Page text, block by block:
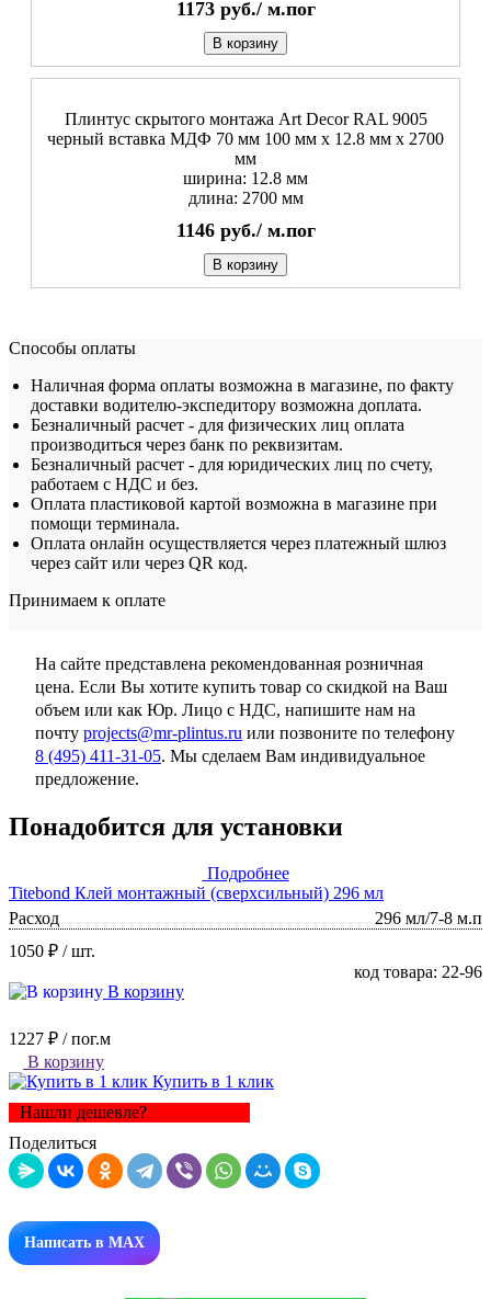
1173 руб./ м.пог
В корзину
Плинтус скрытого монтажа Art Decor RAL 9005
черный вставка МДФ 70 мм 100 мм x 12.8 мм х 2700
мм
ширина: 12.8 мм
длина: 2700 мм
1146 руб./ м.пог
В корзину
Способы оплаты
Наличная форма оплаты возможна в магазине, по факту
доставки водителю-экспедитору возможна доплата.
Безналичный расчет - для физических лиц оплата
производиться через банк по реквизитам.
Безналичный расчет - для юридических лиц по счету,
работаем с НДС и без.
Оплата пластиковой картой возможна в магазине при
помощи терминала.
Оплата онлайн осуществляется через платежный шлюз
через сайт или через QR код.
Принимаем к оплате
На сайте представлена рекомендованная розничная
цена. Если Вы хотите купить товар со скидкой на Ваш
объем или как Юр. Лицо с НДС, напишите нам на
почту projects@mr-plintus.ru или позвоните по телефону
8 (495) 411-31-05. Мы сделаем Вам индивидуальное
предложение.
Понадобится для установки
Подробнее
Titebond Клей монтажный (сверхсильный) 296 мл
Расход
296 мл/7-8 м.п
1050 ₽ / шт.
код товара: 22-96
В корзину
1227 ₽ / пог.м
В корзину
Купить в 1 клик
Нашли дешевле?
Поделиться
Написать в MAX